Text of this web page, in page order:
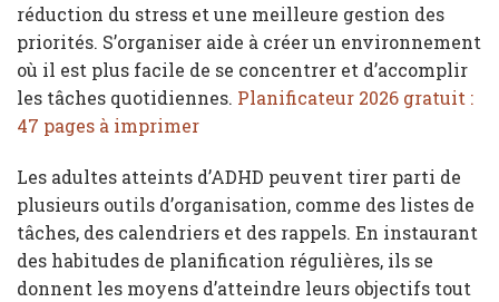
réduction du stress et une meilleure gestion des
priorités. S’organiser aide à créer un environnement
où il est plus facile de se concentrer et d’accomplir
les tâches quotidiennes. Planificateur 2026 gratuit :
47 pages à imprimer
Les adultes atteints d’ADHD peuvent tirer parti de
plusieurs outils d’organisation, comme des listes de
tâches, des calendriers et des rappels. En instaurant
des habitudes de planification régulières, ils se
donnent les moyens d’atteindre leurs objectifs tout